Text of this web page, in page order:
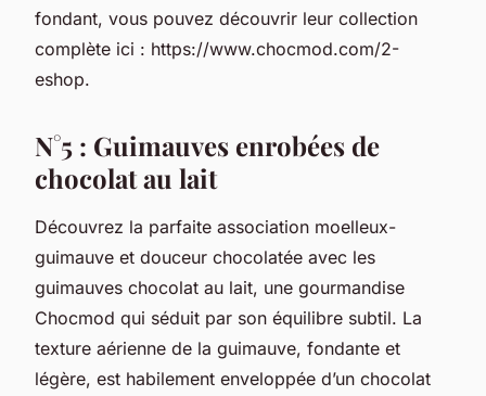
fondant, vous pouvez découvrir leur collection
complète ici : https://www.chocmod.com/2-
eshop.
N°5 : Guimauves enrobées de
chocolat au lait
Découvrez la parfaite association moelleux-
guimauve et douceur chocolatée avec les
guimauves chocolat au lait, une gourmandise
Chocmod qui séduit par son équilibre subtil. La
texture aérienne de la guimauve, fondante et
légère, est habilement enveloppée d’un chocolat